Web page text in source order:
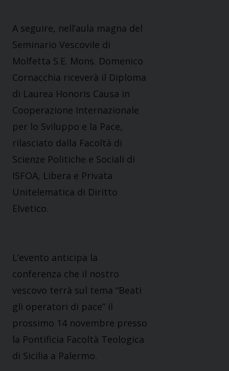
A seguire, nell’aula magna del
Seminario Vescovile di
Molfetta S.E. Mons. Domenico
Cornacchia riceverà il Diploma
di Laurea Honoris Causa in
Cooperazione Internazionale
per lo Sviluppo e la Pace,
rilasciato dalla Facoltà di
Scienze Politiche e Sociali di
ISFOA, Libera e Privata
Unitelematica di Diritto
Elvetico.
L’evento anticipa la
conferenza che il nostro
vescovo terrà sul tema “Beati
gli operatori di pace” il
prossimo 14 novembre presso
la Pontificia Facoltà Teologica
di Sicilia a Palermo.